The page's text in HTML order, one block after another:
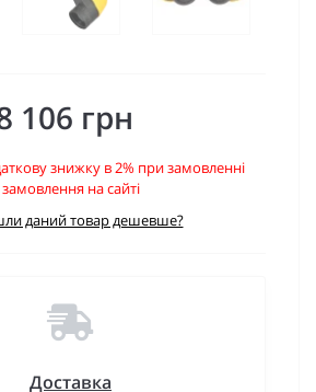
106 грн
знижку в 2% при замовленні
замовлення на сайті
даний товар дешевше?
Доставка